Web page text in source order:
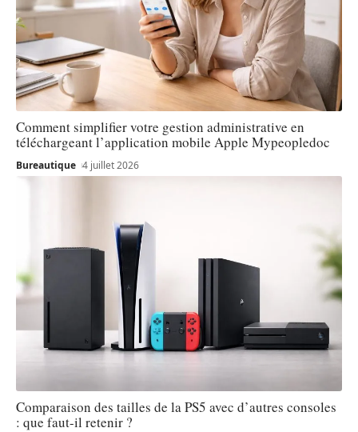
Comment simplifier votre gestion administrative en
téléchargeant l’application mobile Apple Mypeopledoc
Bureautique 4 juillet 2026
Comparaison des tailles de la PS5 avec d’autres consoles
: que faut-il retenir ?